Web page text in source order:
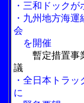
・三和ドック
・九州地方海
会
を開催
暫定措置事
議
・全日本トラ
に